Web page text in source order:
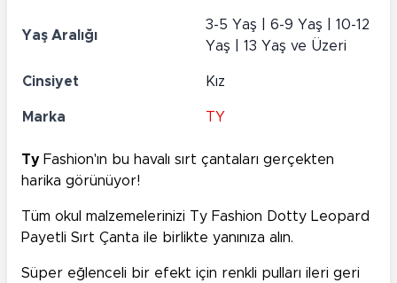
Yaş Aralığı
3-5 Yaş | 6-9 Yaş | 10-12
Yaş | 13 Yaş ve Üzeri
Cinsiyet Kız
Marka TY
Ty Fashion'ın bu havalı sırt çantaları gerçekten
harika görünüyor!
Tüm okul malzemelerinizi Ty Fashion Dotty Leopard
Payetli Sırt Çanta ile birlikte yanınıza alın.
Süper eğlenceli bir efekt için renkli pulları ileri geri